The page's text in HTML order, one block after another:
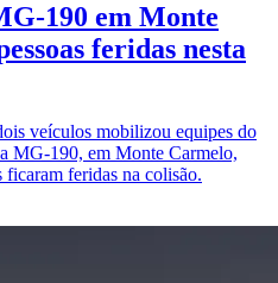
190 em Monte
feridas nesta
veículos mobilizou equipes do
MG-190, em Monte Carmelo,
ficaram feridas na colisão.